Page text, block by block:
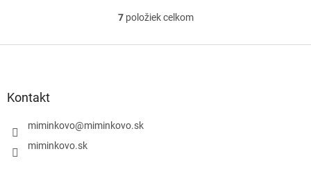
O
l
7položiek celkom
Kontakt
miminkovo@miminkovo.sk
miminkovo.sk